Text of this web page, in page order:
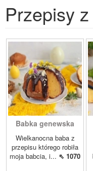
Przepisy
Babka genewska
Wielkanocna baba z
przepisu którego robiła
moja babcia, i... ⇖ 1070